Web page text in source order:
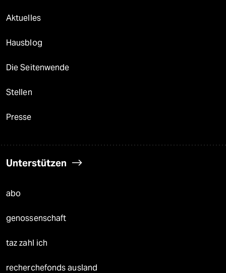
Aktuelles
Hausblog
Die Seitenwende
Stellen
Presse
Unterstützen
abo
genossenschaft
taz zahl ich
recherchefonds ausland